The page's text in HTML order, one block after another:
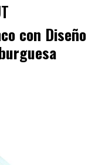
con Diseño